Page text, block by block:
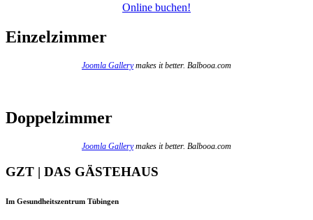
Online buchen!
Einzelzimmer
Joomla Gallerymakes it better. Balbooa.com
Doppelzimmer
Joomla Gallerymakes it better. Balbooa.com
GZT | DAS GÄSTEHAUS
Im Gesundheitszentrum Tübingen